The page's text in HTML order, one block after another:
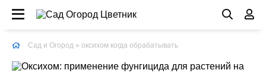
Сад и Огород » оксихом когда обрабатывать